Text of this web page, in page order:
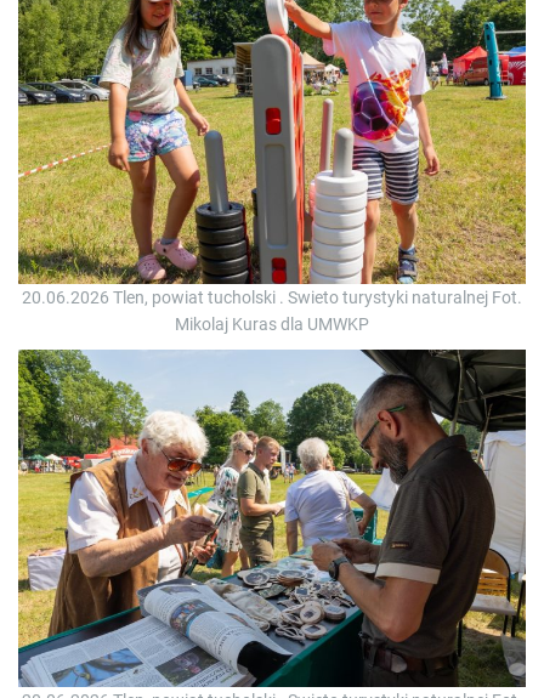
20.06.2026 Tlen, powiat tucholski . Swieto turystyki naturalnej Fot.
Mikolaj Kuras dla UMWKP